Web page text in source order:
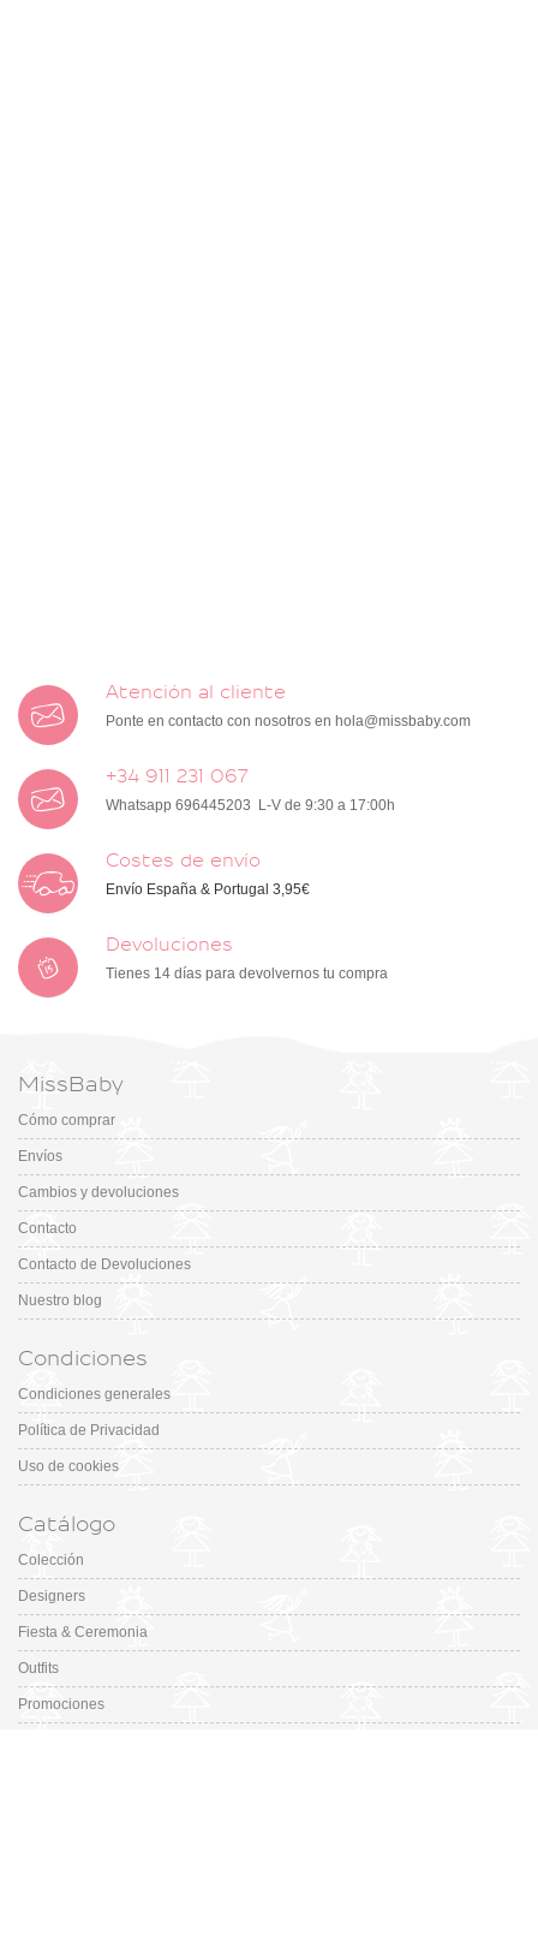
Atención al cliente
Ponte en contacto con nosotros en hola@missbaby.com
+34 911 231 067
Whatsapp 696445203 L-V de 9:30 a 17:00h
Costes de envío
Envío España & Portugal 3,95€
Devoluciones
Tienes 14 días para devolvernos tu compra
MissBaby
Cómo comprar
Envíos
Cambios y devoluciones
Contacto
Contacto de Devoluciones
Nuestro blog
Condiciones
Condiciones generales
Política de Privacidad
Uso de cookies
Catálogo
Colección
Designers
Fiesta & Ceremonia
Outfits
Promociones